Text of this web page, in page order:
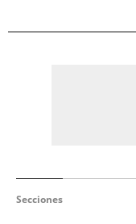
Secciones